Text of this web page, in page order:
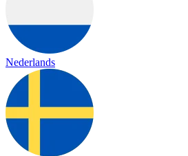
Nederlands